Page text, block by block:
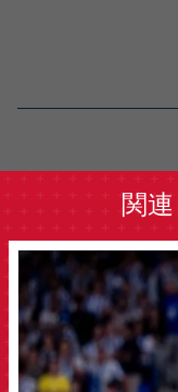
関連